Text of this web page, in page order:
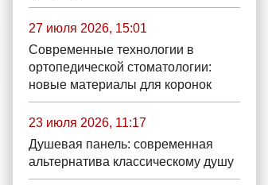
27 июля 2026, 15:01
Современные технологии в
ортопедической стоматологии:
новые материалы для коронок
23 июля 2026, 11:17
Душевая панель: современная
альтернатива классическому душу